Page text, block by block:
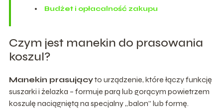
Budżet i opłacalność zakupu
Czym jest manekin do prasowania
koszul?
Manekin prasującyto urządzenie, które łączy funkcję
suszarki i żelazka – formuje parą lub gorącym powietrzem
koszulę naciągniętą na specjalny „balon” lub formę.